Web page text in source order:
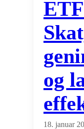
og
18. januar